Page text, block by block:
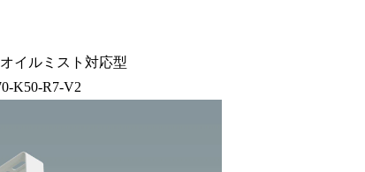
イルミスト対応型
K50-R7-V2